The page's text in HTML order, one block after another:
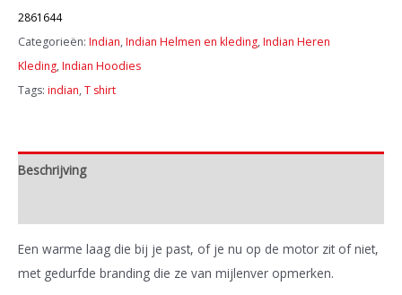
Thru
fleece
aantal
2861644
Categorieën: Indian,Indian Helmen en kleding,Indian Heren
Kleding,Indian Hoodies
Tags: indian,T shirt
Beschrijving
Een warme laag die bij je past, of je nu op de motor zit of niet,
met gedurfde branding die ze van mijlenver opmerken.